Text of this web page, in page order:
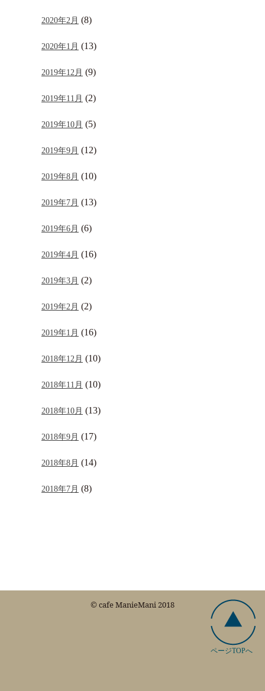
2020年2月 (8)
2020年1月 (13)
2019年12月 (9)
2019年11月 (2)
2019年10月 (5)
2019年9月 (12)
2019年8月 (10)
2019年7月 (13)
2019年6月 (6)
2019年4月 (16)
2019年3月 (2)
2019年2月 (2)
2019年1月 (16)
2018年12月 (10)
2018年11月 (10)
2018年10月 (13)
2018年9月 (17)
2018年8月 (14)
2018年7月 (8)
ページTOPへ
© cafe ManieMani 2018